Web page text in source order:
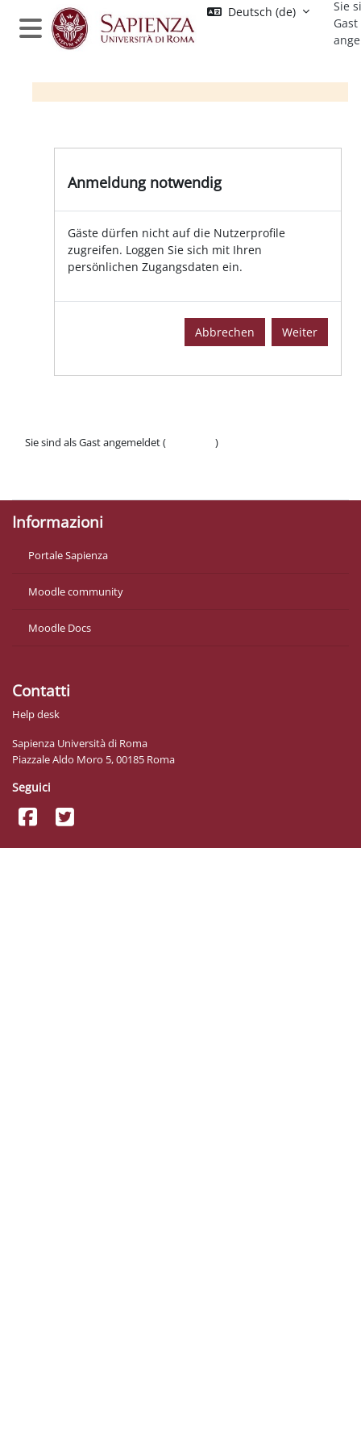
Zum Hauptinhalt
Website-Übersicht
Deutsch ‎(de)‎
Sie
Gast
Anmeldung notwendig
Gäste dürfen nicht auf die Nutzerprofile
zugreifen. Loggen Sie sich mit Ihren
persönlichen Zugangsdaten ein.
Abbrechen Weiter
Sie sind als Gast angemeldet (
)
Informazioni
Portale Sapienza
Moodle community
Moodle Docs
Contatti
Help desk
Sapienza Università di Roma
Piazzale Aldo Moro 5, 00185 Roma
Seguici